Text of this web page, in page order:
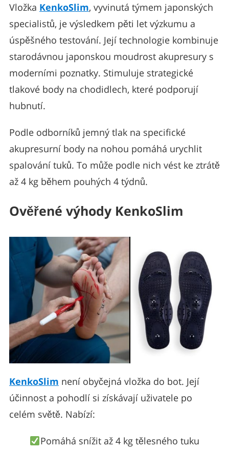
Vložka KenkoSlim, vyvinutá týmem japonských
specialistů, je výsledkem pěti let výzkumu a
úspěšného testování. Její technologie kombinuje
starodávnou japonskou moudrost akupresury s
moderními poznatky. Stimuluje strategické
tlakové body na chodidlech, které podporují
hubnutí.
Podle odborníků jemný tlak na specifické
akupresurní body na nohou pomáhá urychlit
spalování tuků. To může podle nich vést ke ztrátě
až 4 kg během pouhých 4 týdnů.
Ověřené výhody KenkoSlim
KenkoSlim není obyčejná vložka do bot. Její
účinnost a pohodlí si získávají uživatele po
celém světě. Nabízí:
Pomáhá snížit až 4 kg tělesného tuku